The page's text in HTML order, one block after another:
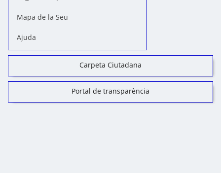
Mapa de la Seu
Ajuda
Carpeta Ciutadana
Portal de transparència